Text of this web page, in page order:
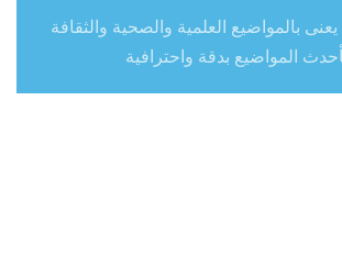
بالمواضيع العلمية والصحية والثقافة
المواضيع بدقة واحترافية